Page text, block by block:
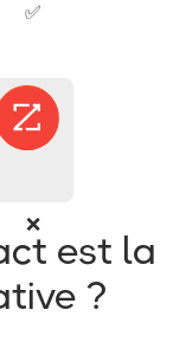
✅
❌ est la
?